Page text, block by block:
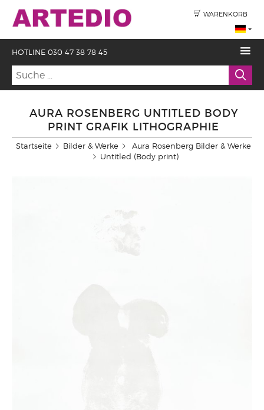
WARENKORB
HOTLINE 030 47 38 78 45
AURA ROSENBERG UNTITLED BODY
PRINT GRAFIK LITHOGRAPHIE
Startseite Bilder & Werke
Aura Rosenberg Bilder & Werke
Untitled (Body print)